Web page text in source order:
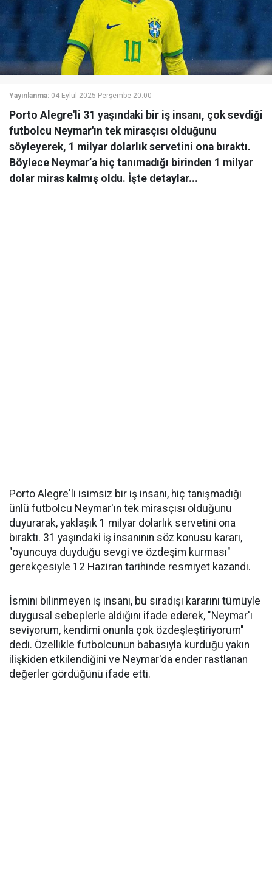
Yayınlanma: 04 Eylül 2025 Perşembe 20:00
Porto Alegre'li 31 yaşındaki bir iş insanı, çok sevdiği
futbolcu Neymar'ın tek mirasçısı olduğunu
söyleyerek, 1 milyar dolarlık servetini ona bıraktı.
Böylece Neymar’a hiç tanımadığı birinden 1 milyar
dolar miras kalmış oldu. İşte detaylar...
Porto Alegre'li isimsiz bir iş insanı, hiç tanışmadığı
ünlü futbolcu Neymar'ın tek mirasçısı olduğunu
duyurarak, yaklaşık 1 milyar dolarlık servetini ona
bıraktı. 31 yaşındaki iş insanının söz konusu kararı,
"oyuncuya duyduğu sevgi ve özdeşim kurması"
gerekçesiyle 12 Haziran tarihinde resmiyet kazandı.
İsmini bilinmeyen iş insanı, bu sıradışı kararını tümüyle
duygusal sebeplerle aldığını ifade ederek, "Neymar'ı
seviyorum, kendimi onunla çok özdeşleştiriyorum"
dedi. Özellikle futbolcunun babasıyla kurduğu yakın
ilişkiden etkilendiğini ve Neymar'da ender rastlanan
değerler gördüğünü ifade etti.